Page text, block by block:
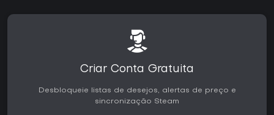
Criar Conta Gratuita
Desbloqueie listas de desejos, alertas de preço e
sincronização Steam